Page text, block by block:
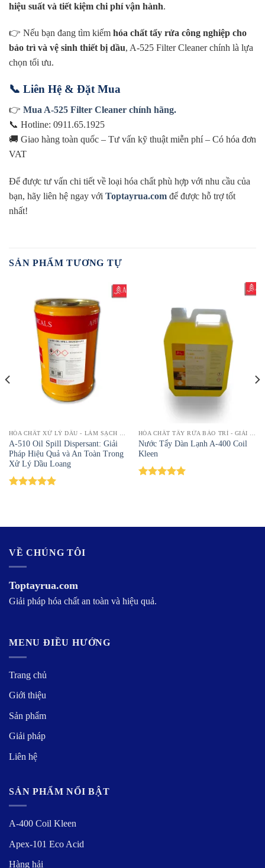
hiệu suất và tiết kiệm chi phí vận hành.
👉 Nếu bạn đang tìm kiếm hóa chất tẩy rửa công nghiệp cho
bảo trì và vệ sinh thiết bị dầu, A-525 Filter Cleaner chính là lựa
chọn tối ưu.
📞 Liên Hệ & Đặt Mua
👉 Mua A-525 Filter Cleaner chính hãng.
📞 Hotline: 0911.65.1925
🚚 Giao hàng toàn quốc – Tư vấn kỹ thuật miễn phí – Có hóa đơn
VAT
Để được tư vấn chi tiết về loại hóa chất phù hợp với nhu cầu của
bạn, hãy liên hệ ngay với Toptayrua.com để được hỗ trợ tốt
nhất!
SẢN PHẨM TƯƠNG TỰ
A-510 Oil Spill Dispersant: Giải
Pháp Hiệu Quả và An Toàn Trong
Xử Lý Dầu Loang
Nước Tẩy Dàn Lạnh A-400 Coil
Kleen
VỀ CHÚNG TÔI
Toptayrua.com
Giải pháp hóa chất an toàn và hiệu quả.
MENU ĐIỀU HƯỚNG
Trang chủ
Giới thiệu
Sản phẩm
Giải pháp
Liên hệ
SẢN PHẨM NỔI BẬT
A-400 Coil Kleen
Apex-101 Eco Acid
Hàng hải